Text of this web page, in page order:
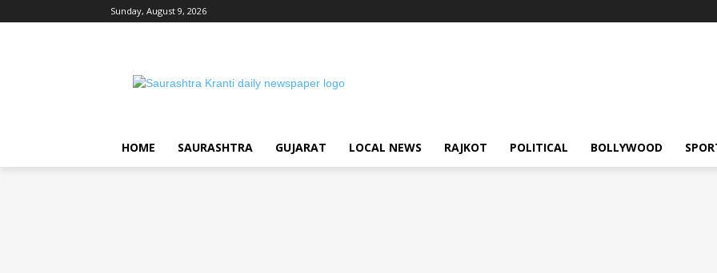
Sunday, August 9, 2026
HOME SAURASHTRA GUJARAT LOCAL NEWS RAJKOT POLITICAL BOLLYWOOD